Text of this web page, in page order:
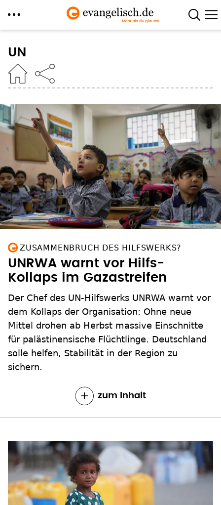
zum
Inhalt
UN
ZUSAMMENBRUCH DES HILFSWERKS?
UNRWA warnt vor Hilfs-
Kollaps im Gazastreifen
Der Chef des UN-Hilfswerks UNRWA warnt vor
dem Kollaps der Organisation: Ohne neue
Mittel drohen ab Herbst massive Einschnitte
für palästinensische Flüchtlinge. Deutschland
solle helfen, Stabilität in der Region zu
sichern.
zum Inhalt